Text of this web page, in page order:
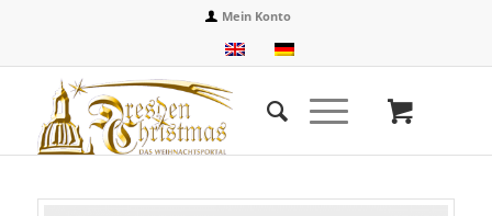
Mein Konto